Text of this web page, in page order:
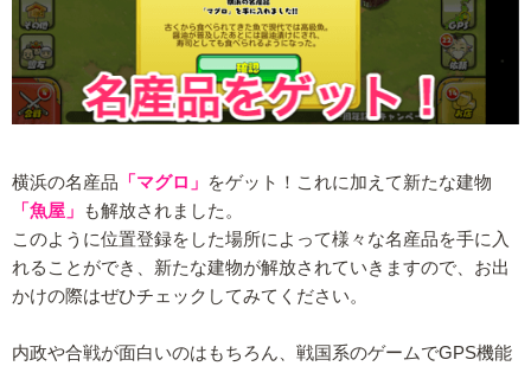
横浜の名産品 「マグロ」
をゲット！これに加えて新たな建物
「魚屋」
も解放されました。
このように位置登録をした場所によって様々な名産品を手に入
れることができ、新たな建物が解放されていきますので、お出
かけの際はぜひチェックしてみてください。
内政や合戦が面白いのはもちろん、戦国系のゲームでGPS機能